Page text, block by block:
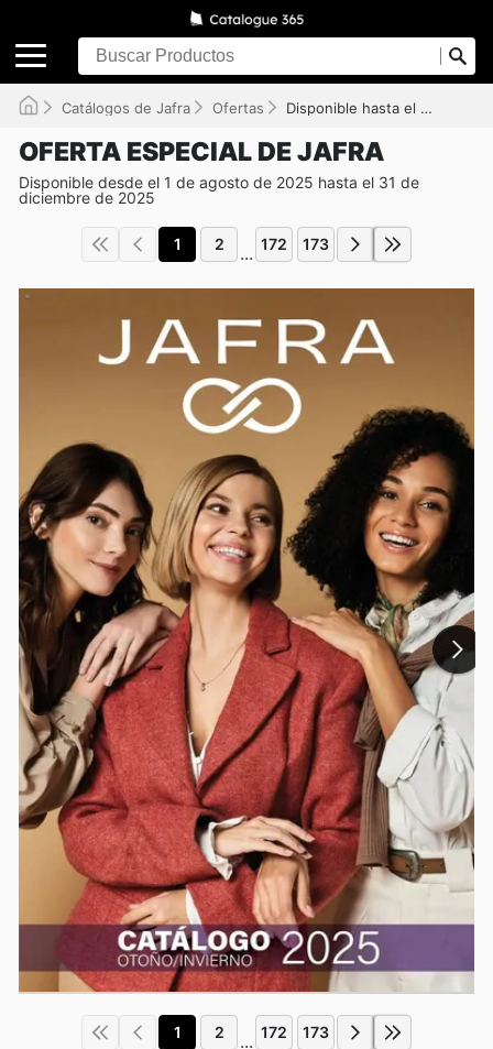
Catálogos de Jafra Ofertas Disponible hasta el 31/12/2025
OFERTA ESPECIAL DE JAFRA
Disponible desde el 1 de agosto de 2025 hasta el 31 de
diciembre de 2025
1 2 ... 172 173
1 2 ... 172 173